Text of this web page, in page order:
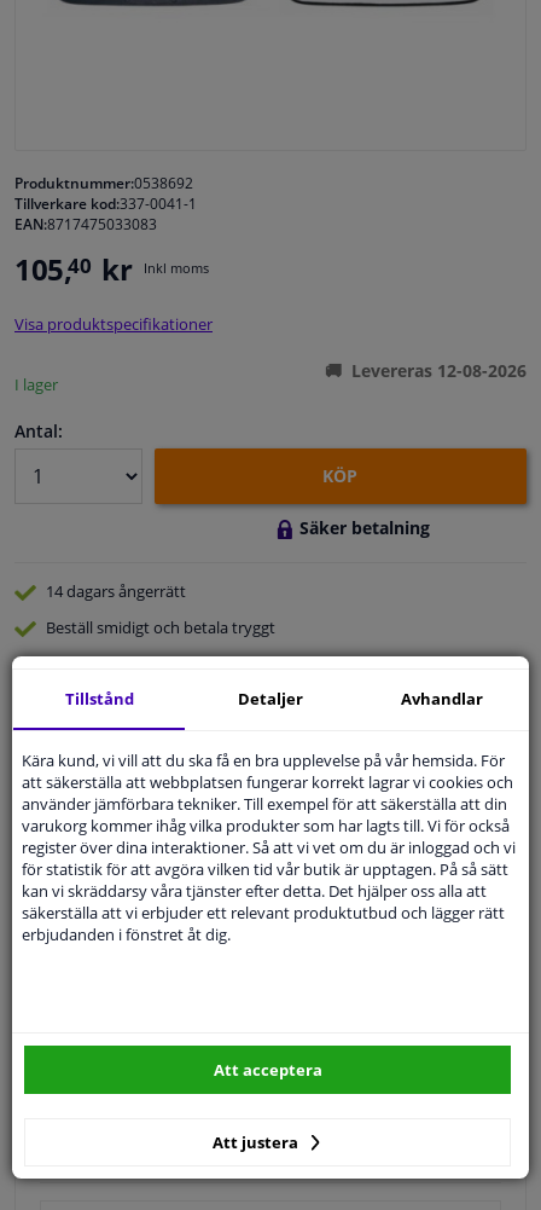
Bilvård & Tillbehör
Produktnummer:0538692
Tillverkare kod:337-0041-1
EAN:8717475033083
105,40 kr Inkl moms
Visa produktspecifikationer
I lager
Levereras 12-08-2026
Antal:
KÖP
Säker betalning
14 dagarsångerrätt
Beställ smidigt och betala tryggt
Leverans inom 4 dagar
ExpertKundservice
Kundservice:Inte Tillgänglig Via Telefon
Ställ din fråga hos våra produktspecialister.
Frågor Och Svar
Modellmatchande garanti, Hitta rätt bildelar.
Tillstånd Detaljer Avhandlar
Kära kund, vi vill att du ska få en bra upplevelse på vår hemsida. För
att säkerställa att webbplatsen fungerar korrekt lagrar vi cookies och
använder jämförbara tekniker. Till exempel för att säkerställa att din
varukorg kommer ihåg vilka produkter som har lagts till. Vi för också
register över dina interaktioner. Så att vi vet om du är inloggad och vi
för statistik för att avgöra vilken tid vår butik är upptagen. På så sätt
kan vi skräddarsy våra tjänster efter detta. Det hjälper oss alla att
säkerställa att vi erbjuder ett relevant produktutbud och lägger rätt
erbjudanden i fönstret åt dig.
Att justera
Att acceptera